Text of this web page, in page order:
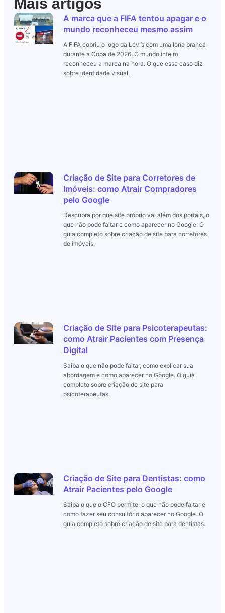
Mais artigos
A marca que a FIFA tentou apagar e o
mundo reconheceu mesmo assim
A FIFA cobriu o logo da Levi’s com uma lona branca
durante a Copa de 2026. O mundo inteiro
reconheceu a marca na hora. O que esse caso diz
sobre identidade visual.
Criação de Site para Corretores de
Imóveis: como Atrair Compradores
pelo Google
Descubra por que site próprio vai além dos portais, o
que não pode faltar e como aparecer no Google. O
guia completo sobre criação de site para corretores
de imóveis.
Criação de Site para Psicoterapeutas:
como Atrair Pacientes com Presença
Digital
Saiba o que não pode faltar, como explicar sua
abordagem e como aparecer no Google. O guia
completo sobre criação de site para
psicoterapeutas.
Criação de Site para Dentistas: como
Atrair Pacientes pelo Google
Saiba o que o CFO permite, o que não pode faltar e
como fazer seu consultório aparecer no Google. O
guia completo sobre criação de site para dentistas.